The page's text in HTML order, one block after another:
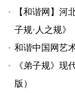
【和谐网】河
子规·人之规》
和谐中国网艺
《弟子规》
版）